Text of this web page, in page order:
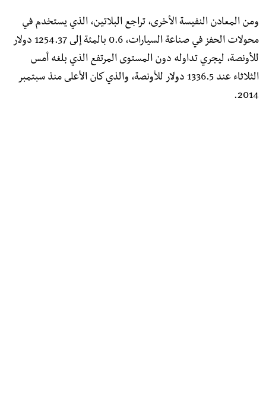
ومن المعادن النفيسة الأخرى، تراجع البلاتين، الذي يستخدم في
محولات الحفز في صناعة السيارات، 0.6 بالمئة إلى 1254.37 دولار
للأونصة، ليجري تداوله دون المستوى المرتفع الذي بلغه أمس
الثلاثاء عند 1336.5 دولار للأونصة، والذي كان الأعلى منذ سبتمبر
2014.